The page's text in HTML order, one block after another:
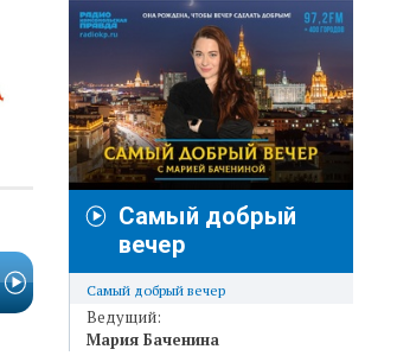
Самый добрый
вечер
Самый добрый вечер
Ведущий:
Мария Баченина